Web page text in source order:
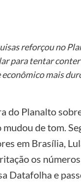
reforçou no
para tentar conter
mais
do Planalto
de tom.
em Brasília,
os
Datafolha e